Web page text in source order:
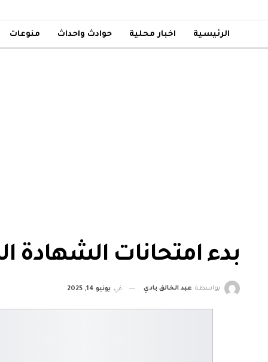
الرئيسية اخبار محلية حوادث واحداث منوعات
بدء امتحانات الشهادة
بواسطة عبد الخالق بادي في يونيو 14, 2025